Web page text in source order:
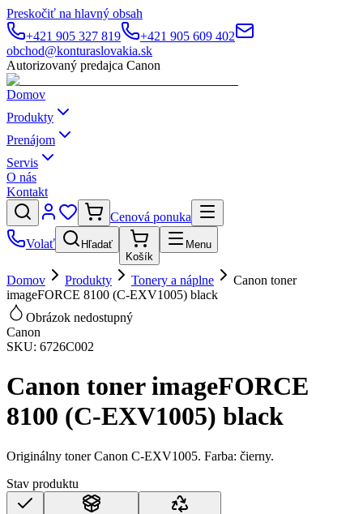
Preskočiť na hlavný obsah
+421 905 327 819
+421 905 609 402
obchod@konturaslovakia.sk
Autorizovaný predajca Canon
Domov
Produkty
Prenájom
Servis
O nás
Kontakt
Cenová ponuka
Volať
Hľadať
Košík
Menu
Domov Produkty Tonery a náplne
Canon toner
imageFORCE 8100 (C-EXV1005) black
Obrázok nedostupný
Canon
SKU: 6726C002
Canon toner imageFORCE
8100 (C-EXV1005) black
Originálny toner Canon C-EXV1005. Farba: čierny.
Stav produktu